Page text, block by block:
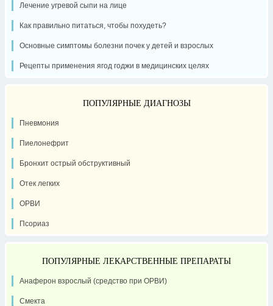
Лечение угревой сыпи на лице
Как правильно питаться, чтобы похудеть?
Основные симптомы болезни почек у детей и взрослых
Рецепты применения ягод годжи в медицинских целях
ПОПУЛЯРНЫЕ ДИАГНОЗЫ
Пневмония
Пиелонефрит
Бронхит острый обструктивный
Отек легких
ОРВИ
Псориаз
ПОПУЛЯРНЫЕ ЛЕКАРСТВЕННЫЕ ПРЕПАРАТЫ
Анаферон взрослый (средство при ОРВИ)
Смекта